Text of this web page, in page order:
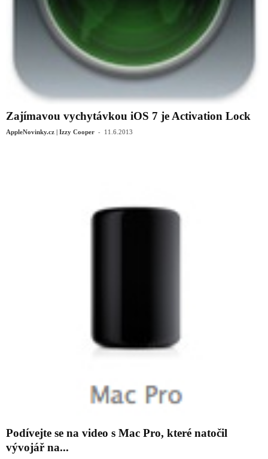
Zajímavou vychytávkou iOS 7 je Activation Lock
AppleNovinky.cz | Izzy Cooper - 11.6.2013
Podívejte se na video s Mac Pro, které natočil
vývojář na...